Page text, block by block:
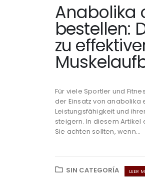
Anabolika
bestellen:
zu
Für viele Sportler und
der Einsatz von anabolika
Leistungsfähigkeit und
steigern. In diesem Artikel
Sie achten sollten, wenn...
SIN CATEGORÍA LEER